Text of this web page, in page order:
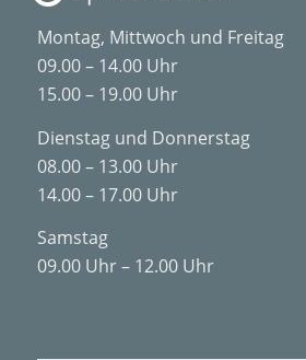
Montag, Mittwoch und Freitag
09.00 – 14.00 Uhr
15.00 – 19.00 Uhr
Dienstag und Donnerstag
08.00 – 13.00 Uhr
14.00 – 17.00 Uhr
Samstag
09.00 Uhr – 12.00 Uhr